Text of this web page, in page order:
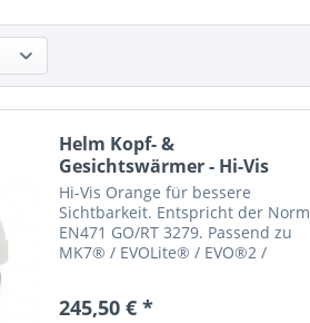
Helm Kopf- &
Gesichtswärmer - Hi-Vis
Orange für...
Hi-Vis Orange für bessere
Sichtbarkeit. Entspricht der Norm
EN471 GO/RT 3279. Passend zu
MK7® / EVOLite® / EVO®2 /
245,50 € *